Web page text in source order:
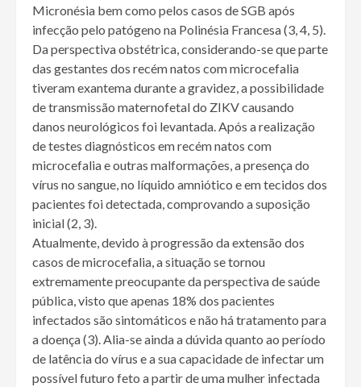
Micronésia bem como pelos casos de SGB após
infecção pelo patógeno na Polinésia Francesa (3, 4, 5).
Da perspectiva obstétrica, considerando-se que parte
das gestantes dos recém natos com microcefalia
tiveram exantema durante a gravidez, a possibilidade
de transmissão maternofetal do ZIKV causando
danos neurológicos foi levantada. Após a realização
de testes diagnósticos em recém natos com
microcefalia e outras malformações, a presença do
vírus no sangue, no líquido amniótico e em tecidos dos
pacientes foi detectada, comprovando a suposição
inicial (2, 3).
Atualmente, devido à progressão da extensão dos
casos de microcefalia, a situação se tornou
extremamente preocupante da perspectiva de saúde
pública, visto que apenas 18% dos pacientes
infectados são sintomáticos e não há tratamento para
a doença (3). Alia-se ainda a dúvida quanto ao período
de latência do vírus e a sua capacidade de infectar um
possível futuro feto a partir de uma mulher infectada